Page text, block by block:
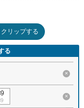
クリップする
る
×
×